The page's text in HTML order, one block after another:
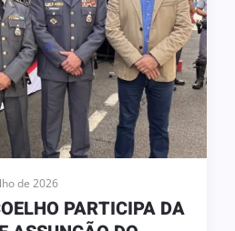
de 2026
PARTICIPA DA